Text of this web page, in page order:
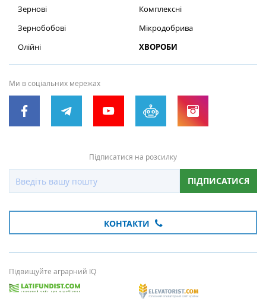
Зернові
Зернобобові
Олійні
Комплексні
Мікродобрива
ХВОРОБИ
Ми в соціальних мережах
Підписатися на розсилку
ПІДПИСАТИСЯ
КОНТАКТИ
Підвищуйте аграрний IQ